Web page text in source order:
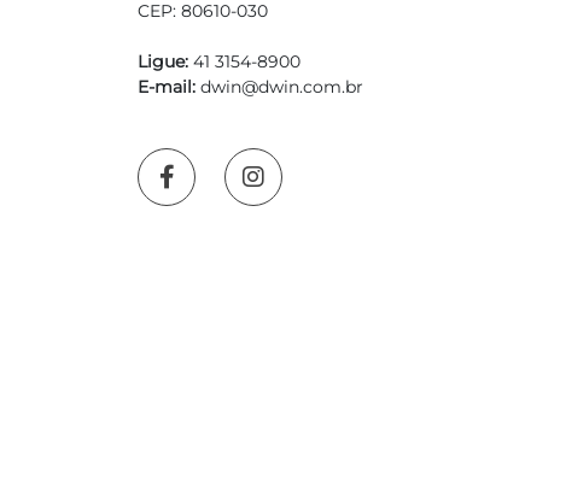
CEP: 80610-030
Ligue: 41 3154-8900
E-mail: dwin@dwin.com.br